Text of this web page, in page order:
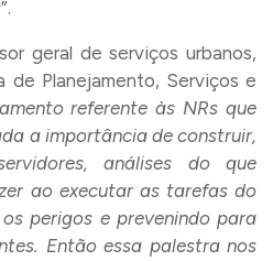
”.
geral de serviços urbanos,
de Planejamento, Serviços e
referente às NRs que
a importância de construir,
análises do que
ao executar as tarefas do
perigos e prevenindo para
Então essa palestra nos